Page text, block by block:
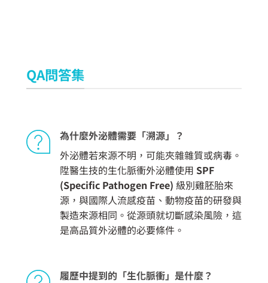
QA問答集
為什麼外泌體需要「溯源」？
外泌體若來源不明，可能夾雜雜質或病毒。
陞醫生技的生化脈衝外泌體使用 SPF
(Specific Pathogen Free) 級別雞胚胎來
源，與國際人流感疫苗、動物疫苗的研發與
製造來源相同。從源頭就切斷感染風險，這
是高品質外泌體的必要條件。
履歷中提到的「生化脈衝」是什麼？